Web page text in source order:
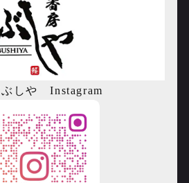
ぶしやInstagram